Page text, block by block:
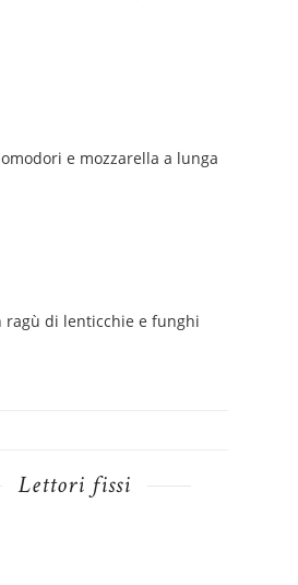
e mozzarella a lunga
ragù di lenticchie e funghi
Lettori fissi